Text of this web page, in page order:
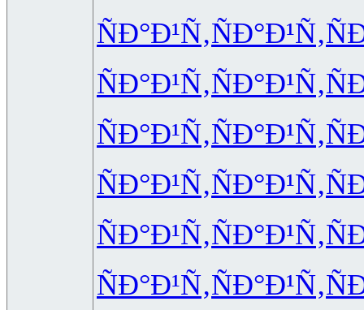
ÑÐ°Ð¹Ñ‚ÑÐ°Ð¹Ñ‚
ÑÐ°Ð¹Ñ‚ÑÐ°Ð¹Ñ‚
ÑÐ°Ð¹Ñ‚ÑÐ°Ð¹Ñ‚
ÑÐ°Ð¹Ñ‚ÑÐ°Ð¹Ñ‚
ÑÐ°Ð¹Ñ‚ÑÐ°Ð¹Ñ‚
ÑÐ°Ð¹Ñ‚ÑÐ°Ð¹Ñ‚